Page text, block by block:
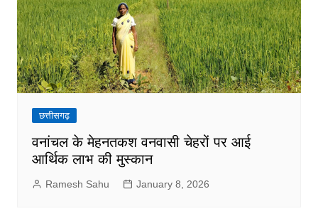
छत्तीसगढ़
वनांचल के मेहनतकश वनवासी चेहरों पर आई
आर्थिक लाभ की मुस्कान
Ramesh Sahu January 8, 2026